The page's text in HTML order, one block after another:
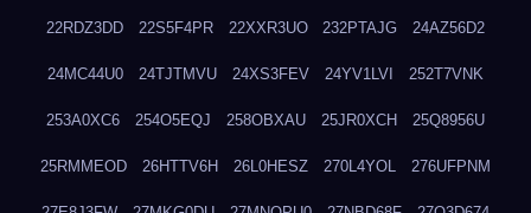
22RDZ3DD 22S5F4PR 22XXR3UO 232PTAJG 24AZ56D2
24MC44U0 24TJTMVU 24XS3FEV 24YV1LVI 252T7VNK
253A0XC6 254O5EQJ 258OBXAU 25JR0XCH 25Q8956U
25RMMEOD 26HTTV6H 26L0HESZ 270L4YOL 276UFPNM